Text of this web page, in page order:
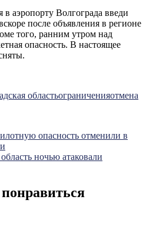
аэропорту Волгограда введи
после объявления в регионе
того, ранним утром над
опасность. В настоящее
областьограниченияотмена
опасность отменили в
ночью атаковали